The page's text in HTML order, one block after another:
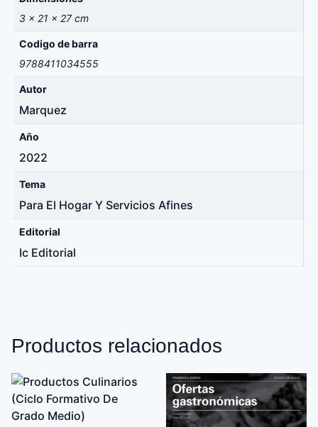
3 × 21 × 27 cm
Codigo de barra
9788411034555
Autor
Marquez
Año
2022
Tema
Para El Hogar Y Servicios Afines
Editorial
Ic Editorial
Productos relacionados